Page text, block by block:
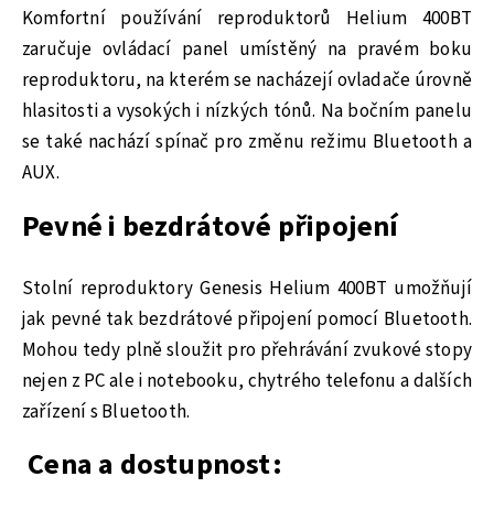
Komfortní používání reproduktorů Helium 400BT
zaručuje ovládací panel umístěný na pravém boku
reproduktoru, na kterém se nacházejí ovladače úrovně
hlasitosti a vysokých i nízkých tónů. Na bočním panelu
se také nachází spínač pro změnu režimu Bluetooth a
AUX.
Pevné i bezdrátové připojení
Stolní reproduktory Genesis Helium 400BT umožňují
jak pevné tak bezdrátové připojení pomocí Bluetooth.
Mohou tedy plně sloužit pro přehrávání zvukové stopy
nejen z PC ale i notebooku, chytrého telefonu a dalších
zařízení s Bluetooth.
Cena a dostupnost: